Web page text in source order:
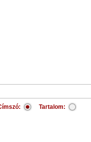
Tartalom: